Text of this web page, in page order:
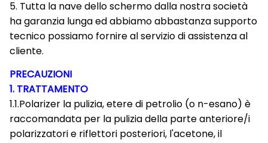
5. Tutta la nave dello schermo dalla nostra società
ha garanzia lunga ed abbiamo abbastanza supporto
tecnico possiamo fornire al servizio di assistenza al
cliente.
PRECAUZIONI
1. TRATTAMENTO
1.1.Polarizer la pulizia, etere di petrolio (o n-esano) è
raccomandata per la pulizia della parte anteriore/i
polarizzatori e riflettori posteriori, l'acetone, il